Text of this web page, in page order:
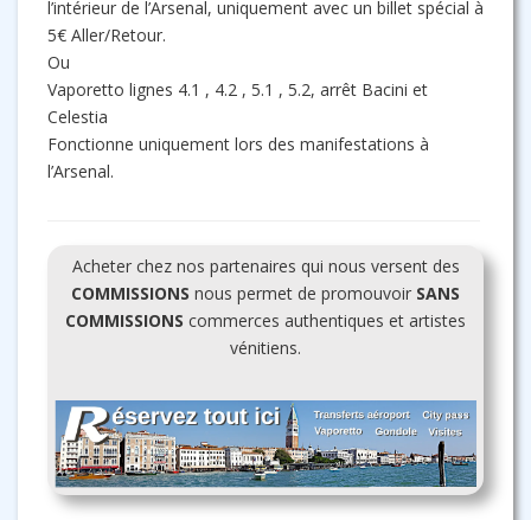
l’intérieur de l’Arsenal, uniquement avec un billet spécial à
5€ Aller/Retour.
Ou
Vaporetto lignes 4.1 , 4.2 , 5.1 , 5.2, arrêt Bacini et
Celestia
Fonctionne uniquement lors des manifestations à
l’Arsenal.
Acheter chez nos partenaires qui nous versent des
COMMISSIONS nous permet de promouvoir SANS
COMMISSIONS commerces authentiques et artistes
vénitiens.